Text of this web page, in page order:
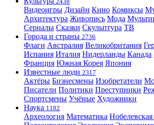
Видеоигры Дизайн Кино Комиксы
Архитектура Живопись Мода
Сериалы Сказки Скульптура ТВ
Города и страны 2736
Флаги Австралия Великобритания
Испания Италия Нидерланды Канада
Франция Южная Корея Япония
Известные люди 2317
Актёры Бизнесмены Изобретатели
Писатели Политики Преступники
Спортсмены Учёные Художники
Наука 1182
Археология Математика